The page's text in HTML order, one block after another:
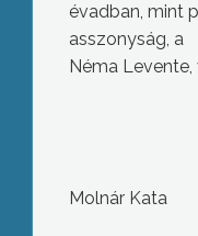
évadban, mint
asszonyság, a
Néma
Molnár Kata